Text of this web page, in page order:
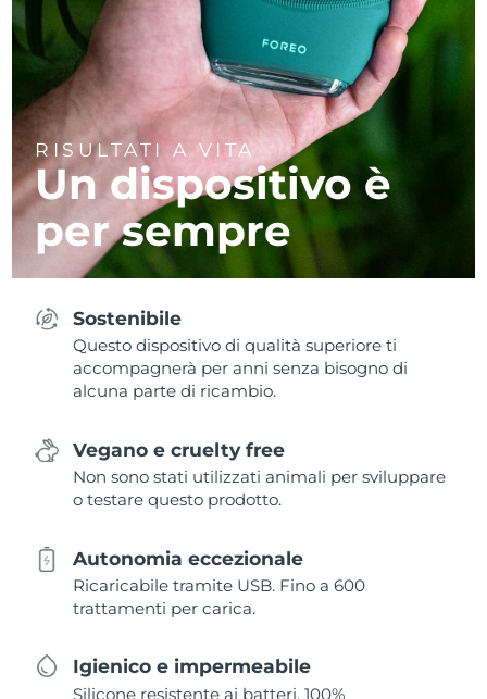
RISULTATI A VITA
Un dispositivo è
per sempre
Sostenibile
Questo dispositivo di qualità superiore ti
accompagnerà per anni senza bisogno di
alcuna parte di ricambio.
Vegano e cruelty free
Non sono stati utilizzati animali per sviluppare
o testare questo prodotto.
Autonomia eccezionale
Ricaricabile tramite USB. Fino a 600
trattamenti per carica.
Igienico e impermeabile
Silicone resistente ai batteri, 100%